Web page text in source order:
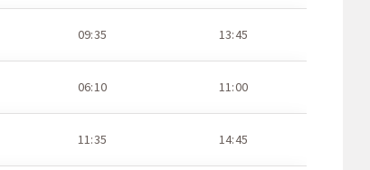
09:35 13:45
06:10 11:00
11:35 14:45